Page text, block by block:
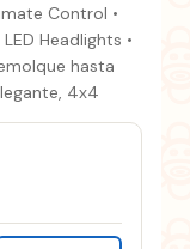
Control •
Headlights •
hasta
4x4